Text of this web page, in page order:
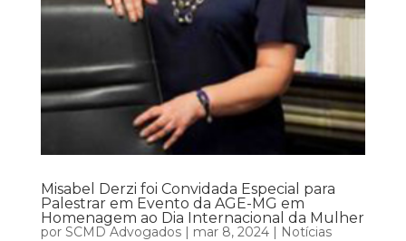
Misabel Derzi foi Convidada Especial para
Palestrar em Evento da AGE-MG em
Homenagem ao Dia Internacional da Mulher
por SCMD Advogados| mar 8, 2024| Notícias